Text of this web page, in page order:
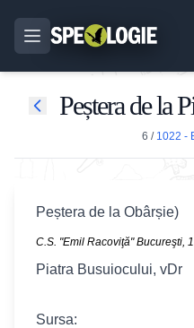
Peștera de la
6 / 1022 -
Peștera de la Obârșie)
C.S. "Emil Racoviţă" Bucureşti,
Piatra Busuiocului, vDr
Sursa: